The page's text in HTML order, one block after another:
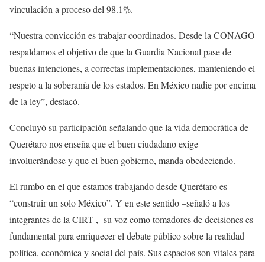
vinculación a proceso del 98.1%.
“Nuestra convicción es trabajar coordinados. Desde la CONAGO
respaldamos el objetivo de que la Guardia Nacional pase de
buenas intenciones, a correctas implementaciones, manteniendo el
respeto a la soberanía de los estados. En México nadie por encima
de la ley”, destacó.
Concluyó su participación señalando que la vida democrática de
Querétaro nos enseña que el buen ciudadano exige
involucrándose y que el buen gobierno, manda obedeciendo.
El rumbo en el que estamos trabajando desde Querétaro es
“construir un solo México”. Y en este sentido –señaló a los
integrantes de la CIRT-, su voz como tomadores de decisiones es
fundamental para enriquecer el debate público sobre la realidad
política, económica y social del país. Sus espacios son vitales para